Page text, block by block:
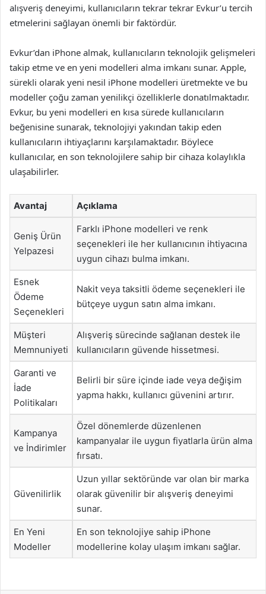
alışveriş deneyimi, kullanıcıların tekrar tekrar Evkur’u tercih
etmelerini sağlayan önemli bir faktördür.
Evkur’dan iPhone almak, kullanıcıların teknolojik gelişmeleri
takip etme ve en yeni modelleri alma imkanı sunar. Apple,
sürekli olarak yeni nesil iPhone modelleri üretmekte ve bu
modeller çoğu zaman yenilikçi özelliklerle donatılmaktadır.
Evkur, bu yeni modelleri en kısa sürede kullanıcıların
beğenisine sunarak, teknolojiyi yakından takip eden
kullanıcıların ihtiyaçlarını karşılamaktadır. Böylece
kullanıcılar, en son teknolojilere sahip bir cihaza kolaylıkla
ulaşabilirler.
Avantaj Açıklama
Geniş Ürün
Yelpazesi
Farklı iPhone modelleri ve renk
seçenekleri ile her kullanıcının ihtiyacına
uygun cihazı bulma imkanı.
Esnek
Ödeme
Seçenekleri
Nakit veya taksitli ödeme seçenekleri ile
bütçeye uygun satın alma imkanı.
Müşteri
Memnuniyeti
Alışveriş sürecinde sağlanan destek ile
kullanıcıların güvende hissetmesi.
Garanti ve
İade
Politikaları
Belirli bir süre içinde iade veya değişim
yapma hakkı, kullanıcı güvenini artırır.
Kampanya
ve İndirimler
Özel dönemlerde düzenlenen
kampanyalar ile uygun fiyatlarla ürün alma
fırsatı.
Güvenilirlik
Uzun yıllar sektöründe var olan bir marka
olarak güvenilir bir alışveriş deneyimi
sunar.
En Yeni
Modeller
En son teknolojiye sahip iPhone
modellerine kolay ulaşım imkanı sağlar.